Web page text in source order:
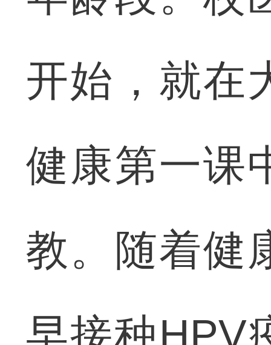
开始，就在
健康第一课
教。随着健
早接种HPV